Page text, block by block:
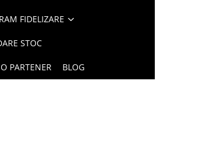
FIDELIZARE
STOC
PARTENER BLOG